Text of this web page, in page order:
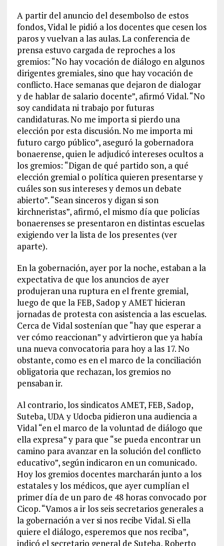
A partir del anuncio del desembolso de estos
fondos, Vidal le pidió a los docentes que cesen los
paros y vuelvan a las aulas. La conferencia de
prensa estuvo cargada de reproches a los
gremios: “No hay vocación de diálogo en algunos
dirigentes gremiales, sino que hay vocación de
conflicto. Hace semanas que dejaron de dialogar
y de hablar de salario docente”, afirmó Vidal. “No
soy candidata ni trabajo por futuras
candidaturas. No me importa si pierdo una
elección por esta discusión. No me importa mi
futuro cargo público”, aseguró la gobernadora
bonaerense, quien le adjudicó intereses ocultos a
los gremios: “Digan de qué partido son, a qué
elección gremial o política quieren presentarse y
cuáles son sus intereses y demos un debate
abierto”. “Sean sinceros y digan si son
kirchneristas”, afirmó, el mismo día que policías
bonaerenses se presentaron en distintas escuelas
exigiendo ver la lista de los presentes (ver
aparte).
En la gobernación, ayer por la noche, estaban a la
expectativa de que los anuncios de ayer
produjeran una ruptura en el frente gremial,
luego de que la FEB, Sadop y AMET hicieran
jornadas de protesta con asistencia a las escuelas.
Cerca de Vidal sostenían que “hay que esperar a
ver cómo reaccionan” y advirtieron que ya había
una nueva convocatoria para hoy a las 17. No
obstante, como es en el marco de la conciliación
obligatoria que rechazan, los gremios no
pensaban ir.
Al contrario, los sindicatos AMET, FEB, Sadop,
Suteba, UDA y Udocba pidieron una audiencia a
Vidal “en el marco de la voluntad de diálogo que
ella expresa” y para que “se pueda encontrar un
camino para avanzar en la solución del conflicto
educativo”, según indicaron en un comunicado.
Hoy los gremios docentes marcharán junto a los
estatales y los médicos, que ayer cumplían el
primer día de un paro de 48 horas convocado por
Cicop. “Vamos a ir los seis secretarios generales a
la gobernación a ver si nos recibe Vidal. Si ella
quiere el diálogo, esperemos que nos reciba”,
indicó el secretario general de Suteba, Roberto